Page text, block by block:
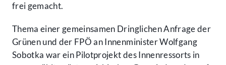
frei gemacht.
Thema einer gemeinsamen Dringlichen Anfrage der
Grünen und der FPÖ an Innenminister Wolfgang
Sobotka war ein Pilotprojekt des Innenressorts in